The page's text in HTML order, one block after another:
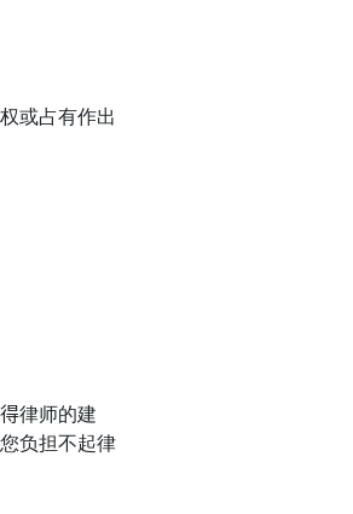
或占有作出
律师的建
负担不起律